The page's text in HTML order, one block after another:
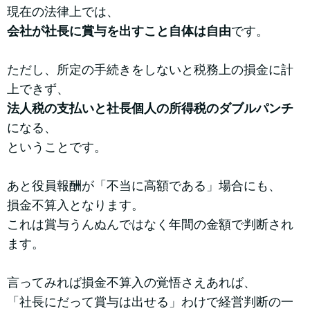
現在の法律上では、
会社が社長に賞与を出すこと自体は自由です。
ただし、所定の手続きをしないと税務上の損金に計
上できず、
法人税の支払いと社長個人の所得税のダブルパンチ
になる、
ということです。
あと役員報酬が「不当に高額である」場合にも、
損金不算入となります。
これは賞与うんぬんではなく年間の金額で判断され
ます。
言ってみれば損金不算入の覚悟さえあれば、
「社長にだって賞与は出せる」わけで経営判断の一